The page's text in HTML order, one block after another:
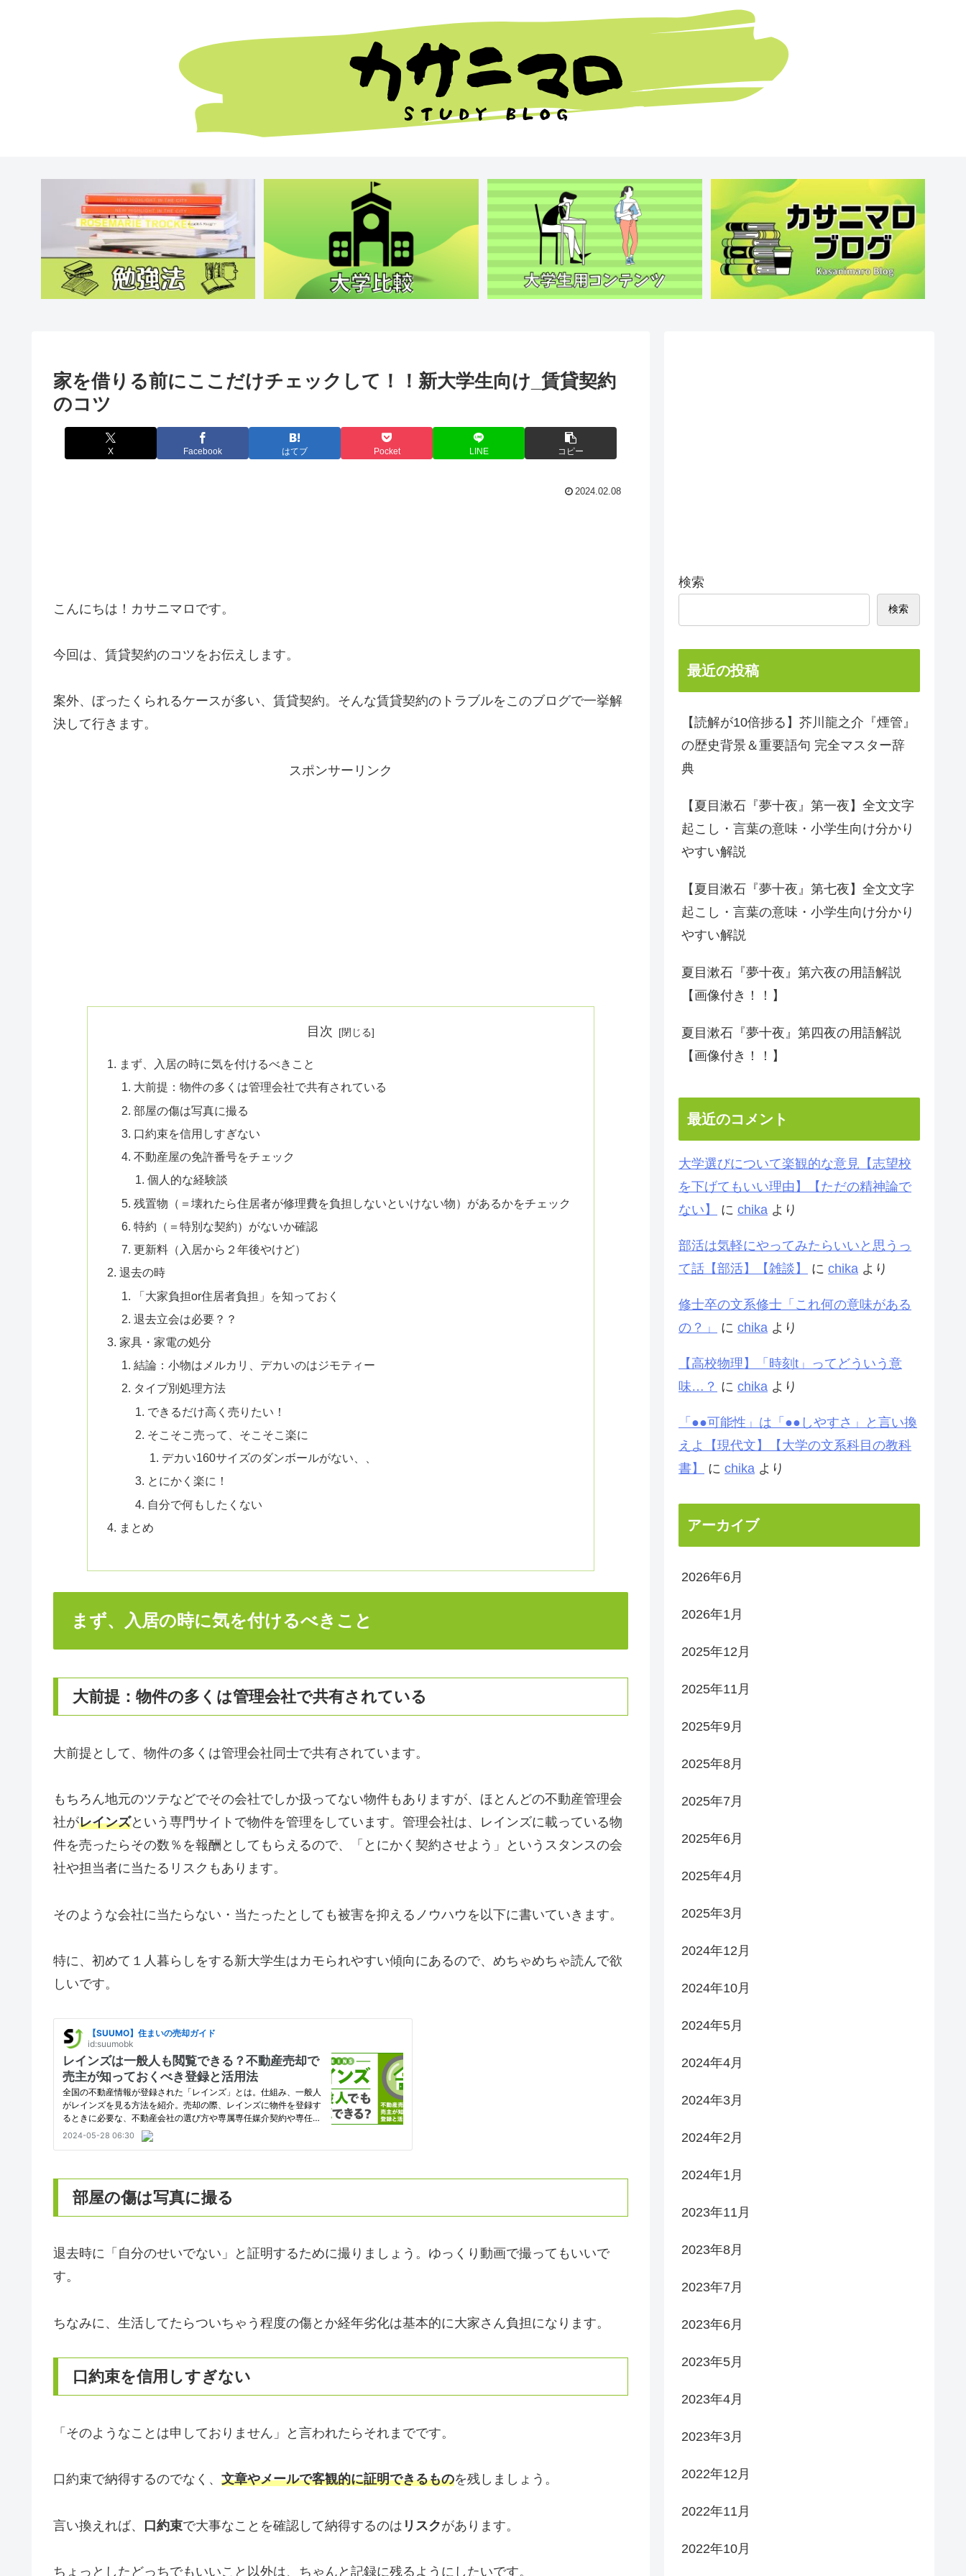
家を借りる前にここだけチェックして！！新大学生向け_賃貸契約
のコツ
X Facebook はてブ Pocket LINE コピー
2024.02.08
こんにちは！カサニマロです。
今回は、賃貸契約のコツをお伝えします。
案外、ぼったくられるケースが多い、賃貸契約。そんな賃貸契約のトラブルをこのブログで一挙解
決して行きます。
スポンサーリンク
目次
まず、入居の時に気を付けるべきこと
大前提：物件の多くは管理会社で共有されている
部屋の傷は写真に撮る
口約束を信用しすぎない
不動産屋の免許番号をチェック
個人的な経験談
残置物（＝壊れたら住居者が修理費を負担しないといけない物）があるかをチェック
特約（＝特別な契約）がないか確認
更新料（入居から２年後やけど）
退去の時
「大家負担or住居者負担」を知っておく
退去立会は必要？？
家具・家電の処分
結論：小物はメルカリ、デカいのはジモティー
タイプ別処理方法
できるだけ高く売りたい！
そこそこ売って、そこそこ楽に
デカい160サイズのダンボールがない、、
とにかく楽に！
自分で何もしたくない
まとめ
まず、入居の時に気を付けるべきこと
大前提：物件の多くは管理会社で共有されている
大前提として、物件の多くは管理会社同士で共有されています。
もちろん地元のツテなどでその会社でしか扱ってない物件もありますが、ほとんどの不動産管理会
社がレインズという専門サイトで物件を管理をしています。管理会社は、レインズに載っている物
件を売ったらその数％を報酬としてもらえるので、「とにかく契約させよう」というスタンスの会
社や担当者に当たるリスクもあります。
そのような会社に当たらない・当たったとしても被害を抑えるノウハウを以下に書いていきます。
特に、初めて１人暮らしをする新大学生はカモられやすい傾向にあるので、めちゃめちゃ読んで欲
しいです。
部屋の傷は写真に撮る
退去時に「自分のせいでない」と証明するために撮りましょう。ゆっくり動画で撮ってもいいで
す。
ちなみに、生活してたらついちゃう程度の傷とか経年劣化は基本的に大家さん負担になります。
口約束を信用しすぎない
「そのようなことは申しておりません」と言われたらそれまでです。
口約束で納得するのでなく、 文章やメールで客観的に証明できるものを残しましょう。
言い換えれば、 口約束で大事なことを確認して納得するのは リスクがあります。
ちょっとしたどっちでもいいこと以外は、ちゃんと記録に残るようにしたいです。
検索
検索
最近の投稿
【読解が10倍捗る】芥川龍之介『煙管』
の歴史背景＆重要語句 完全マスター辞
典
【夏目漱石『夢十夜』第一夜】全文文字
起こし・言葉の意味・小学生向け分かり
やすい解説
【夏目漱石『夢十夜』第七夜】全文文字
起こし・言葉の意味・小学生向け分かり
やすい解説
夏目漱石『夢十夜』第六夜の用語解説
【画像付き！！】
夏目漱石『夢十夜』第四夜の用語解説
【画像付き！！】
最近のコメント
大学選びについて楽観的な意見【志望校
を下げてもいい理由】【ただの精神論で
ない】
に chika より
部活は気軽にやってみたらいいと思うっ
て話【部活】【雑談】
に chika より
修士卒の文系修士「これ何の意味がある
の？」
に chika より
【高校物理】「時刻t」ってどういう意
味…？ に chika より
「●●可能性」は「●●しやすさ」と言い換
えよ【現代文】【大学の文系科目の教科
書】
に chika より
アーカイブ
2026年6月
2026年1月
2025年12月
2025年11月
2025年9月
2025年8月
2025年7月
2025年6月
2025年4月
2025年3月
2024年12月
2024年10月
2024年5月
2024年4月
2024年3月
2024年2月
2024年1月
2023年11月
2023年8月
2023年7月
2023年6月
2023年5月
2023年4月
2023年3月
2022年12月
2022年11月
2022年10月